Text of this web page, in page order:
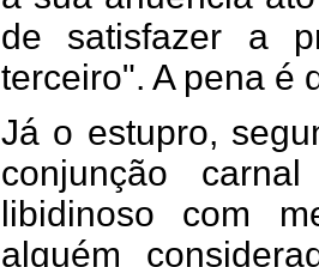
de satisfazer a
terceiro". A pena é
Já o estupro,
conjunção
libidinoso com
alguém